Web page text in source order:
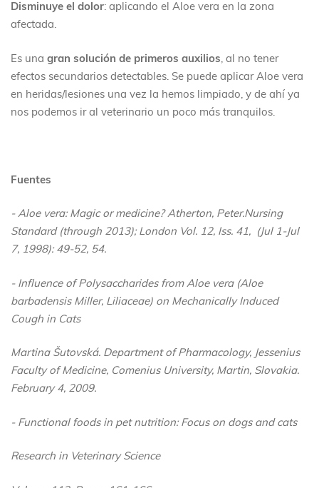
Disminuye el dolor: aplicando el Aloe vera en la zona
afectada.
Es una gran solución de primeros auxilios, al no tener
efectos secundarios detectables. Se puede aplicar Aloe vera
en heridas/lesiones una vez la hemos limpiado, y de ahí ya
nos podemos ir al veterinario un poco más tranquilos.
Fuentes
- Aloe vera: Magic or medicine? Atherton, Peter.Nursing
Standard (through 2013); London Vol. 12, Iss. 41, (Jul 1-Jul
7, 1998): 49-52, 54.
- Influence of Polysaccharides from Aloe vera (Aloe
barbadensis Miller, Liliaceae) on Mechanically Induced
Cough in Cats
Martina Šutovská. Department of Pharmacology, Jessenius
Faculty of Medicine, Comenius University, Martin, Slovakia.
February 4, 2009.
- Functional foods in pet nutrition: Focus on dogs and cats
Research in Veterinary Science